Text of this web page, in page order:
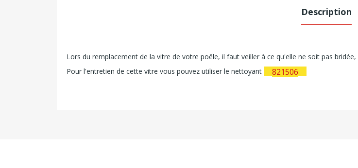
Description
Lors du remplacement de la vitre de votre poêle, il faut veiller à ce qu'elle ne soit pas bridée,
Pour l'entretien de cette vitre vous pouvez utiliser le nettoyant
821506